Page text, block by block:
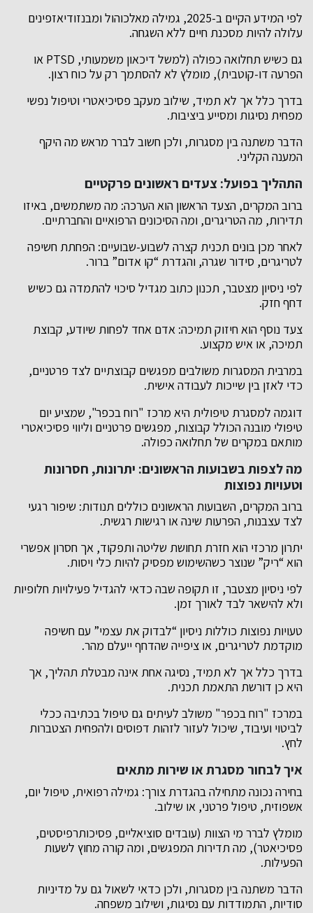
לפי המידע הקיים ב-2025, גמילה מאלכוהול ומבנזודיאזפינים
עלולה להיות מסכנת חיים ללא השגחה.
גם כשיש תחלואה כפולה (למשל דיכאון משמעותי, PTSD או
הפרעה דו-קוטבית), מומלץ לא להסתמך רק על כוח רצון.
בדרך כלל אך לא תמיד, שילוב מעקב פסיכיאטרי וטיפול נפשי
מפחית נסיגות ומסייע ביציבות.
הדבר משתנה בין מסגרות, ולכן חשוב לברר מראש מה היקף
המענה הקליני.
התהליך בפועל: צעדים ראשונים פרקטיים
ברוב המקרים, הצעד הראשון הוא הערכה: מה משתמשים, באיזו
תדירות, מה הטריגרים, ומה הסיכונים הרפואיים והחברתיים.
לאחר מכן בונים תכנית קצרה לשבוע-שבועיים: הפחתת חשיפה
לטריגרים, סידור שגרה, והגדרת “קו אדום” ברור.
לפי ניסיון מצטבר, תכנון כתוב מגדיל סיכוי להתמדה גם כשיש
דחף חזק.
צעד נוסף הוא חיזוק תמיכה: אדם אחד לפחות שיודע, קבוצת
תמיכה, או איש מקצוע.
במרבית המסגרות משולבים מפגשים קבוצתיים לצד פרטניים,
כדי לאזן בין שייכות לעבודה אישית.
דוגמה למסגרת טיפולית היא מרכז "רוח בכפר", שמציע יום
טיפולי מובנה הכולל קבוצות, מפגשים פרטניים וליווי פסיכיאטרי
מותאם במקרים של תחלואה כפולה.
מה לצפות בשבועות הראשונים: יתרונות, חסרונות
וטעויות נפוצות
ברוב המקרים, השבועות הראשונים כוללים תנודות: שיפור רגעי
לצד עצבנות, הפרעות שינה או רגישות רגשית.
יתרון מרכזי הוא חזרת תחושת שליטה ותפקוד, אך חסרון אפשרי
הוא “ריק” שנוצר כשהשימוש מפסיק להיות כלי ויסות.
לפי ניסיון מצטבר, זו תקופה שבה כדאי להגדיל פעילויות חלופיות
ולא להישאר לבד לאורך זמן.
טעויות נפוצות כוללות ניסיון “לבדוק את עצמי” עם חשיפה
מוקדמת לטריגרים, או ציפייה שהדחף ייעלם מהר.
בדרך כלל אך לא תמיד, נסיגה אחת אינה מבטלת תהליך, אך
היא כן דורשת התאמת תכנית.
במרכז "רוח בכפר" משולב לעיתים גם טיפול בכתיבה ככלי
לביטוי ועיבוד, שיכול לעזור לזהות דפוסים ולהפחית הצטברות
לחץ.
איך לבחור מסגרת או שירות מתאים
בחירה נכונה מתחילה בהגדרת צורך: גמילה רפואית, טיפול יום,
אשפוזית, טיפול פרטני, או שילוב.
מומלץ לברר מי הצוות (עובדים סוציאליים, פסיכותרפיסטים,
פסיכיאטר), מה תדירות המפגשים, ומה קורה מחוץ לשעות
הפעילות.
הדבר משתנה בין מסגרות, ולכן כדאי לשאול גם על מדיניות
סודיות, התמודדות עם נסיגות, ושילוב משפחה.